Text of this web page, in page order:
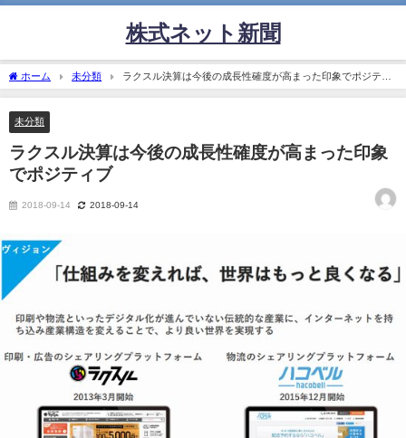
株式ネット新聞
ホーム 未分類
ラクスル決算は今後の成長性確度が高まった印象でポジティ
ブ
未分類
ラクスル決算は今後の成長性確度が高まった印象
でポジティブ
2018-09-14 2018-09-14